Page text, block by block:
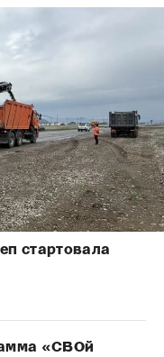
стартовала
«СВОй